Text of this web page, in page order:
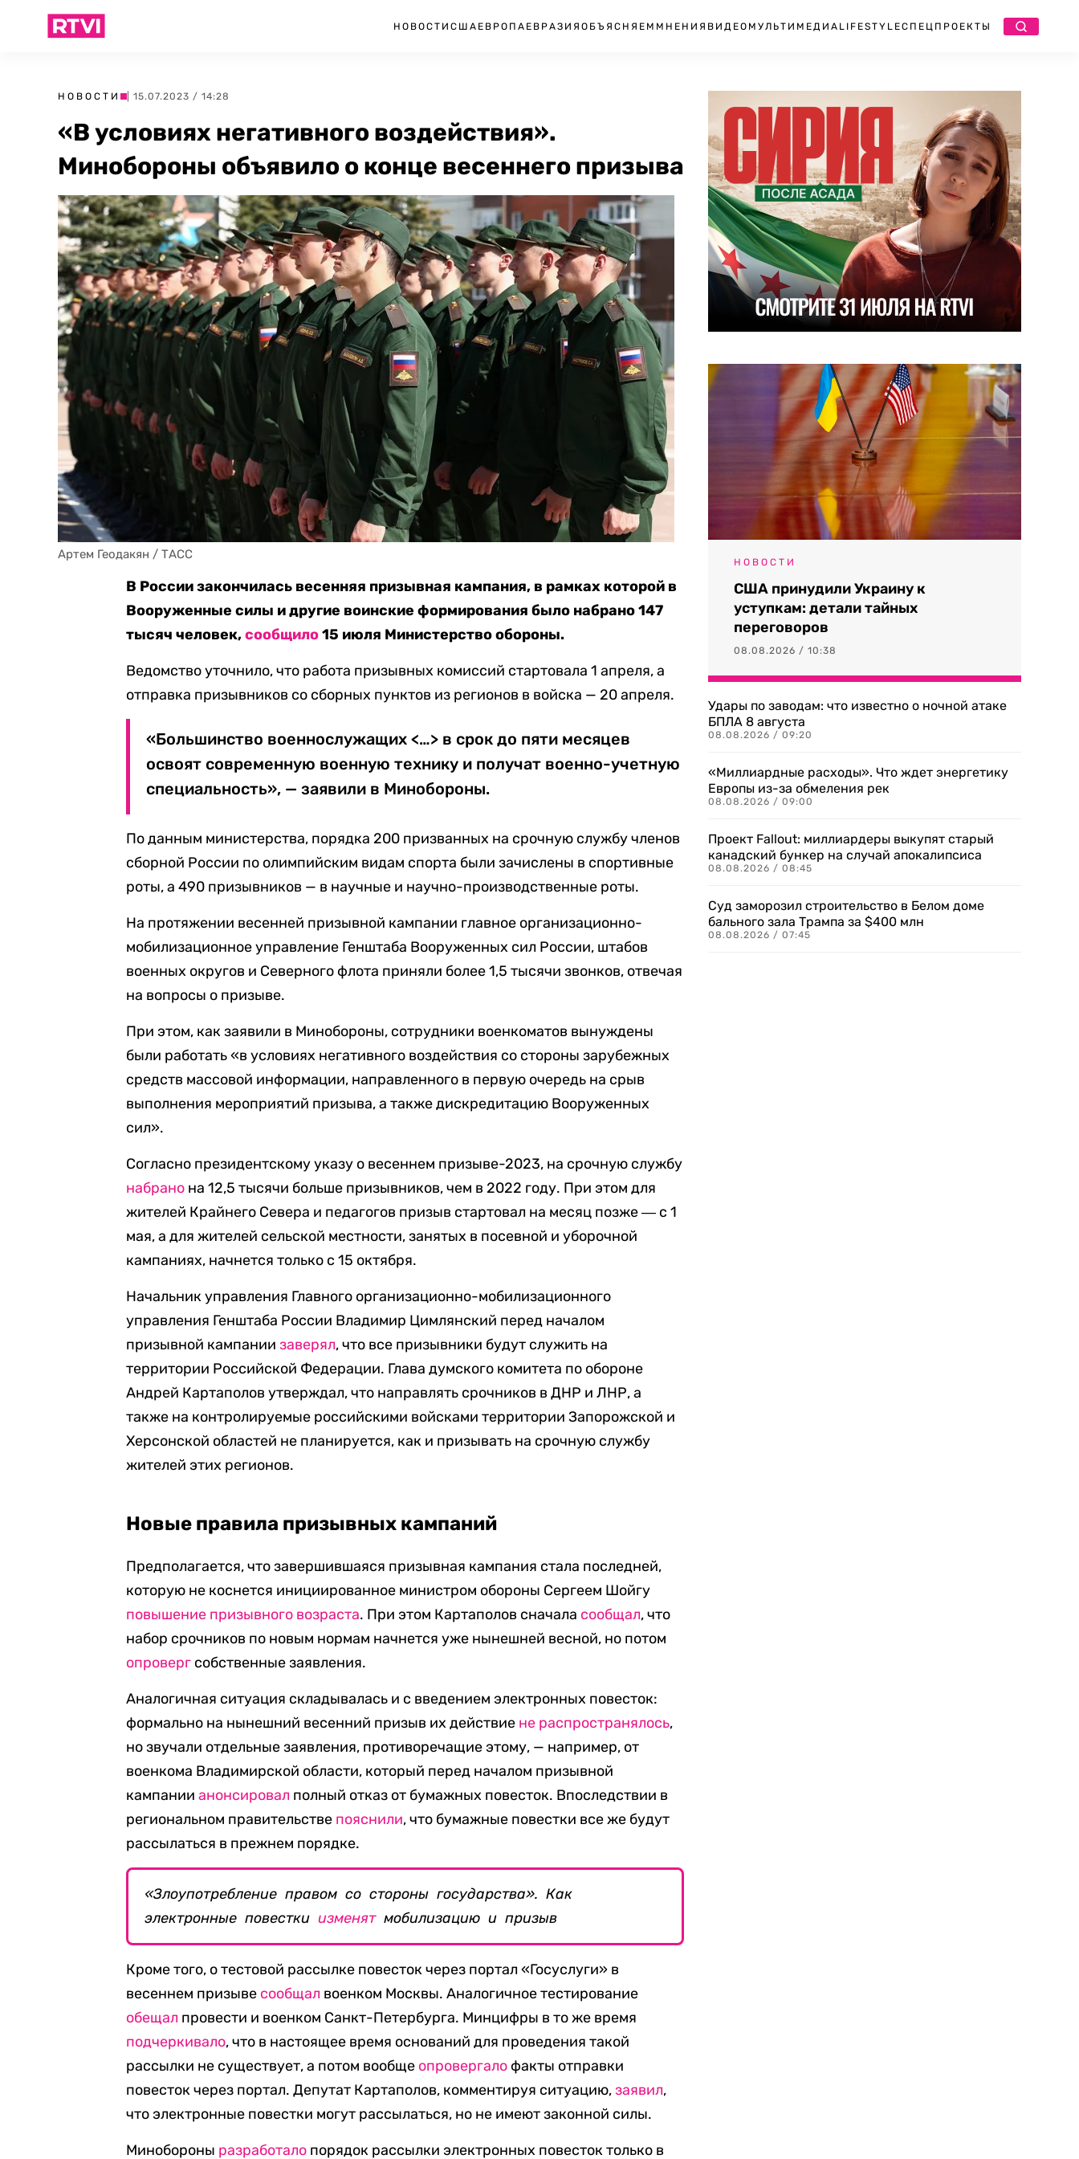
НОВОСТИ США ЕВРОПА ЕВРАЗИЯ ОБЪЯСНЯЕМ МНЕНИЯ ВИДЕО МУЛЬТИМЕДИА LIFESTYLEСПЕЦПРОЕКТЫ
НОВОСТИ | 15.07.2023 / 14:28
«В условиях негативного воздействия».
Минобороны объявило о конце весеннего призыва
Артем Геодакян / ТАСС
В России закончилась весенняя призывная кампания, в рамках которой в
Вооруженные силы и другие воинские формирования было набрано 147
тысяч человек,сообщило15 июля Министерство обороны.
Ведомство уточнило, что работа призывных комиссий стартовала 1 апреля, а
отправка призывников со сборных пунктов из регионов в войска — 20 апреля.
«Большинство военнослужащих <…> в срок до пяти месяцев
освоят современную военную технику и получат военно-учетную
специальность», — заявили в Минобороны.
По данным министерства, порядка 200 призванных на срочную службу членов
сборной России по олимпийским видам спорта были зачислены в спортивные
роты, а 490 призывников — в научные и научно-производственные роты.
На протяжении весенней призывной кампании главное организационно-
мобилизационное управление Генштаба Вооруженных сил России, штабов
военных округов и Северного флота приняли более 1,5 тысячи звонков, отвечая
на вопросы о призыве.
При этом, как заявили в Минобороны, сотрудники военкоматов вынуждены
были работать «в условиях негативного воздействия со стороны зарубежных
средств массовой информации, направленного в первую очередь на срыв
выполнения мероприятий призыва, а также дискредитацию Вооруженных
сил».
Согласно президентскому указу о весеннем призыве-2023, на срочную службу
набрано на 12,5 тысячи больше призывников, чем в 2022 году. При этом для
жителей Крайнего Севера и педагогов призыв стартовал на месяц позже ― с 1
мая, а для жителей сельской местности, занятых в посевной и уборочной
кампаниях, начнется только с 15 октября.
Начальник управления Главного организационно-мобилизационного
управления Генштаба России Владимир Цимлянский перед началом
призывной кампаниизаверял, что все призывники будут служить на
территории Российской Федерации. Глава думского комитета по обороне
Андрей Картаполов утверждал, что направлять срочников в ДНР и ЛНР, а
также на контролируемые российскими войсками территории Запорожской и
Херсонской областей не планируется, как и призывать на срочную службу
жителей этих регионов.
Новые правила призывных кампаний
Предполагается, что завершившаяся призывная кампания стала последней,
которую не коснется инициированное министром обороны Сергеем Шойгу
повышение призывного возраста. При этом Картаполов сначала сообщал, что
набор срочников по новым нормам начнется уже нынешней весной, но потом
опроверг собственные заявления.
Аналогичная ситуация складывалась и с введением электронных повесток:
формально на нынешний весенний призыв их действие не распространялось,
но звучали отдельные заявления, противоречащие этому, — например, от
военкома Владимирской области, который перед началом призывной
кампаниианонсировал полный отказ от бумажных повесток. Впоследствии в
региональном правительстве пояснили, что бумажные повестки все же будут
рассылаться в прежнем порядке.
«Злоупотребление правом со стороны государства». Как
электронные повесткиизменятмобилизацию и призыв
Кроме того, о тестовой рассылке повесток через портал «Госуслуги» в
весеннем призыве сообщал военком Москвы. Аналогичное тестирование
обещал провести и военком Санкт-Петербурга. Минцифры в то же время
подчеркивало, что в настоящее время оснований для проведения такой
рассылки не существует, а потом вообще опровергало факты отправки
повесток через портал. Депутат Картаполов, комментируя ситуацию,заявил,
что электронные повестки могут рассылаться, но не имеют законной силы.
Минобороны разработало порядок рассылки электронных повесток только в
НОВОСТИ
США принудили Украину к
уступкам: детали тайных
переговоров
08.08.2026 / 10:38
Удары по заводам: что известно о ночной атаке
БПЛА 8 августа
08.08.2026 / 09:20
«Миллиардные расходы». Что ждет энергетику
Европы из-за обмеления рек
08.08.2026 / 09:00
Проект Fallout: миллиардеры выкупят старый
канадский бункер на случай апокалипсиса
08.08.2026 / 08:45
Суд заморозил строительство в Белом доме
бального зала Трампа за $400 млн
08.08.2026 / 07:45